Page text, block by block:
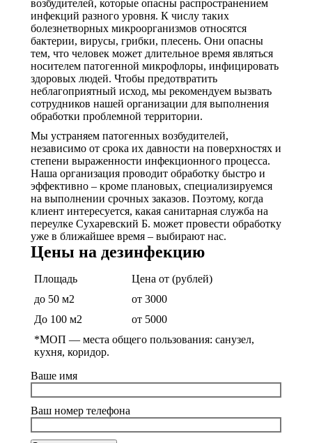
возбудителей, которые опасны распространением
инфекций разного уровня. К числу таких
болезнетворных микроорганизмов относятся
бактерии, вирусы, грибки, плесень. Они опасны
тем, что человек может длительное время являться
носителем патогенной микрофлоры, инфицировать
здоровых людей. Чтобы предотвратить
неблагоприятный исход, мы рекомендуем вызвать
сотрудников нашей организации для выполнения
обработки проблемной территории.
Мы устраняем патогенных возбудителей,
независимо от срока их давности на поверхностях и
степени выраженности инфекционного процесса.
Наша организация проводит обработку быстро и
эффективно – кроме плановых, специализируемся
на выполнении срочных заказов. Поэтому, когда
клиент интересуется, какая санитарная служба на
переулке Сухаревский Б. может провести обработку
уже в ближайшее время – выбирают нас.
Цены на дезинфекцию
Площадь
Цена от (рублей)
до 50 м2
от 3000
До 100 м2
от 5000
*МОП — места общего пользования: санузел,
кухня, коридор.
Ваше имя
Ваш номер телефона